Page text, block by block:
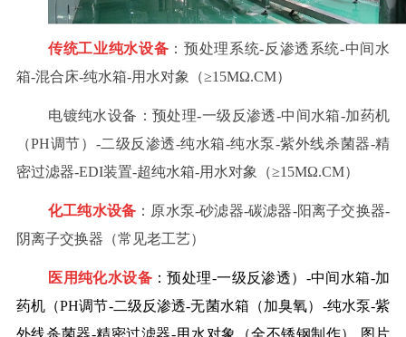
传统工业纯水设备 ：预处理系统-反渗透系统-中间水
箱-混合床-纯水箱-用水对象（≥15MΩ.CM）
电镀纯水设备：预处理-一级反渗透-中间水箱-加药机
（PH调节）-二级反渗透-纯水箱-纯水泵-紫外线杀菌器-精
密过滤器-EDI装置-超纯水箱-用水对象（≥15MΩ.CM）
化工纯水设备 ：原水泵-砂滤器-碳滤器-阳离子交换器-
阴离子交换器（常见老工艺）
医用纯化水设备 ：预处理-一级反渗透）-中间水箱-加
药机（PH调节-二级反渗透-无菌水箱（加臭氧）-纯水泵-紫
外线杀菌器-精密过滤器-用水对象（全不锈钢制作） 图片